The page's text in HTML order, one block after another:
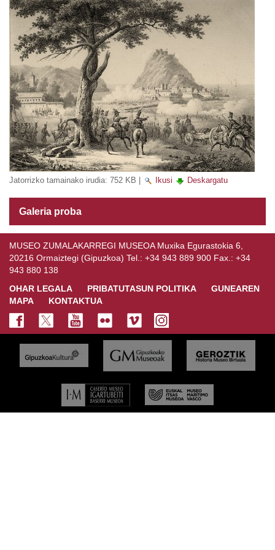
Jatorrizko tamainako irudia: 752 KB Ikusi Deskargatu
Galeria proba
MUSEO ZUMALAKARREGI MUSEOA Muxika Egurastokia 6,
20216 Ormaiztegi (Gipuzkoa) Tel.: +34 943 889 900 Fax.: +34
943 880 138
OHAR LEGALA
PRIBATUTASUN POLITIKA
GUNEAREN
MAPA
KONTAKTUA